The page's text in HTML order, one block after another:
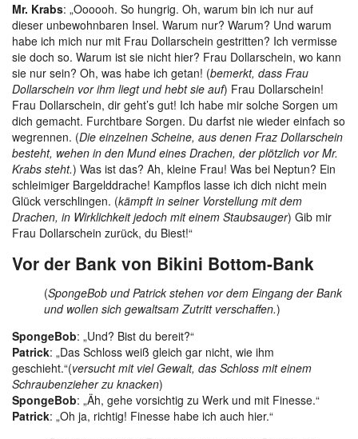
Mr. Krabs: „Oooooh. So hungrig. Oh, warum bin ich nur auf
dieser unbewohnbaren Insel. Warum nur? Warum? Und warum
habe ich mich nur mit Frau Dollarschein gestritten? Ich vermisse
sie doch so. Warum ist sie nicht hier? Frau Dollarschein, wo kann
sie nur sein? Oh, was habe ich getan! (bemerkt, dass Frau
Dollarschein vor ihm liegt und hebt sie auf) Frau Dollarschein!
Frau Dollarschein, dir geht’s gut! Ich habe mir solche Sorgen um
dich gemacht. Furchtbare Sorgen. Du darfst nie wieder einfach so
wegrennen. (Die einzelnen Scheine, aus denen Fraz Dollarschein
besteht, wehen in den Mund eines Drachen, der plötzlich vor Mr.
Krabs steht.) Was ist das? Ah, kleine Frau! Was bei Neptun? Ein
schleimiger Bargelddrache! Kampflos lasse ich dich nicht mein
Glück verschlingen. (kämpft in seiner Vorstellung mit dem
Drachen, in Wirklichkeit jedoch mit einem Staubsauger) Gib mir
Frau Dollarschein zurück, du Biest!“
Vor der Bank von Bikini Bottom-Bank
(SpongeBob und Patrick stehen vor dem Eingang der Bank
und wollen sich gewaltsam Zutritt verschaffen.)
SpongeBob: „Und? Bist du bereit?“
Patrick: „Das Schloss weiß gleich gar nicht, wie ihm
geschieht.“(versucht mit viel Gewalt, das Schloss mit einem
Schraubenzieher zu knacken)
SpongeBob: „Äh, gehe vorsichtig zu Werk und mit Finesse.“
Patrick: „Oh ja, richtig! Finesse habe ich auch hier.“